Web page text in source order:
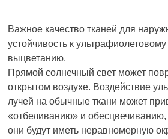
Важное качество тканей для
устойчивость к
выцветанию.
Прямой солнечный свет может
открытом воздухе. Воздействие
лучей на обычные ткани может
«отбеливанию» и обесцвечиванию,
они будут иметь неравномерную